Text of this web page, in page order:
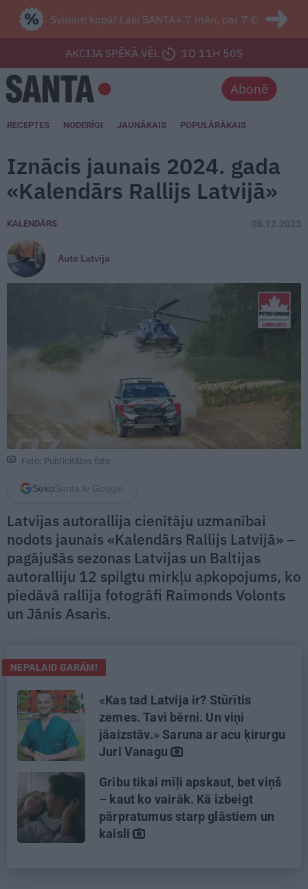
Svinam kopā! Lasi SANTA+ 7 mēn. par 7 €
AKCIJA SPĒKĀ VĒL 1D 11H 48S
Abonē
RECEPTES NODERĪGI JAUNĀKAIS POPULĀRĀKAIS
Iznācis jaunais 2024. gada
«Kalendārs Rallijs Latvijā»
KALENDĀRS 08.12.2023
Auto Latvija
Foto: Publicitātes foto
Seko Santa.lv Google
Latvijas autorallija cienītāju uzmanībai
nodots jaunais «Kalendārs Rallijs Latvijā» –
pagājušās sezonas Latvijas un Baltijas
autoralliju 12 spilgtu mirkļu apkopojums, ko
piedāvā rallija fotogrāfi Raimonds Volonts
un Jānis Asaris.
NEPALAID GARĀM!
«Kas tad Latvija ir? Stūrītis
zemes. Tavi bērni. Un viņi
jāaizstāv.» Saruna ar acu ķirurgu
Juri Vanagu
Gribu tikai mīļi apskaut, bet viņš
– kaut ko vairāk. Kā izbeigt
pārpratumus starp glāstiem un
kaisli